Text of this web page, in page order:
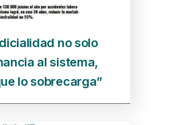
no solo
al sistema,
lo sobrecarga”